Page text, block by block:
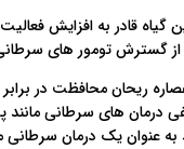
قادر به افزایش
گسترش تومور های
عصاره ریحان محافظت در
درمان های سرطانی
به عنوان یک درمان